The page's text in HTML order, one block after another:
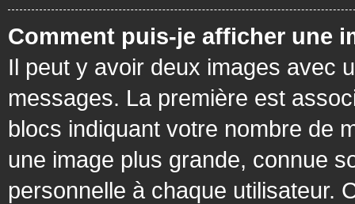
Comment puis-je afficher une
Il peut y avoir deux images avec
messages. La première est
blocs indiquant votre nombre de
une image plus grande, connue
personnelle à chaque utilisateur.